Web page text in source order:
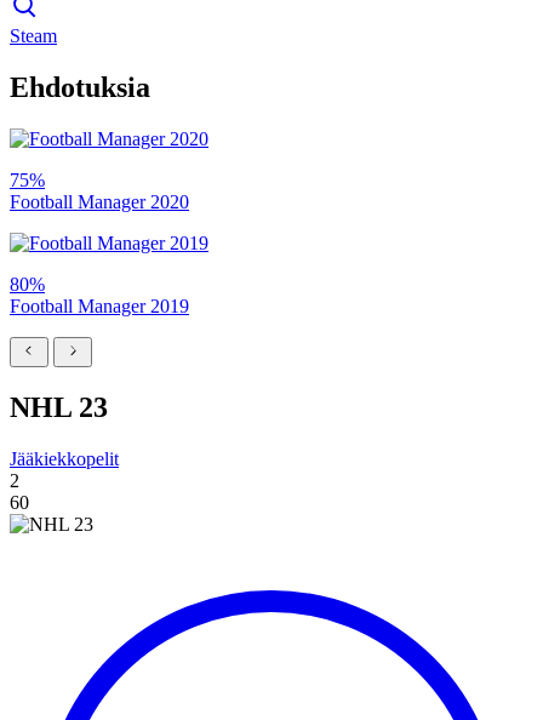
Steam
Ehdotuksia
75%
Football Manager 2020
80%
Football Manager 2019
NHL 23
Jääkiekkopelit
2
60